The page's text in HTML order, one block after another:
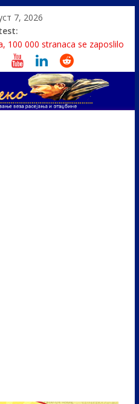
7, 2026
100 000 stranaca se zaposlilo
народним
ga odnela u Rumuniju
medija